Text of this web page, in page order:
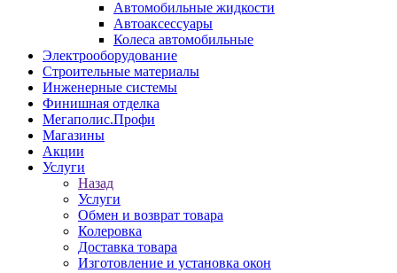
Автомобильные жидкости
Автоаксессуары
Колеса автомобильные
Электрооборудование
Строительные материалы
Инженерные системы
Финишная отделка
Мегаполис.Профи
Магазины
Акции
Услуги
Назад
Услуги
Обмен и возврат товара
Колеровка
Доставка товара
Изготовление и установка окон